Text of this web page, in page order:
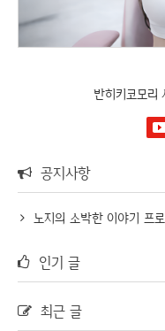
반히키코모리
공지사항
노지의 소박한 이야기 프
인기 글
최근 글